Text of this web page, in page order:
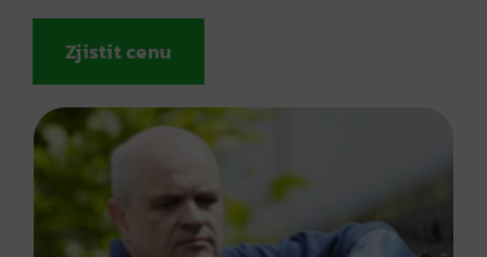
Zjistit cenu